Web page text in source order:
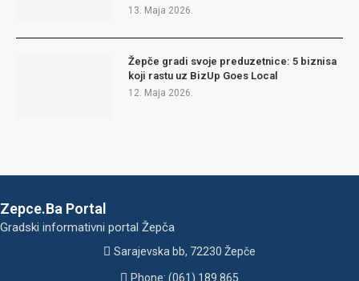
13. Maja 2026.
Žepče gradi svoje preduzetnice: 5 biznisa
koji rastu uz BizUp Goes Local
12. Maja 2026.
Zepce.Ba Portal
Gradski informativni portal Žepča
Sarajevska bb, 72230 Žepče
Phone: (061) 189 865